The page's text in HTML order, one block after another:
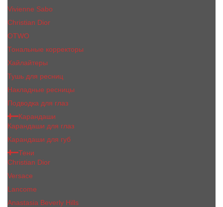
Vivienne Sabo
Сhristiаn Diоr
OTWO
Тональные корректоры
Хайлайтеры
Тушь для ресниц
Накладные ресницы
Подводка для глаз
Карандаши
Карандаши для глаз
Карандаши для губ
Тени
Christian Dior
Versace
Lancome
Anastasia Beverly Hills